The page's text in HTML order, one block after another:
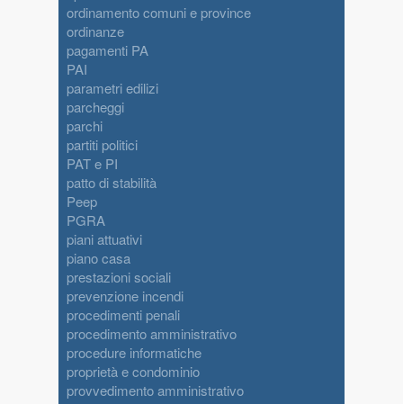
ordinamento comuni e province
ordinanze
pagamenti PA
PAI
parametri edilizi
parcheggi
parchi
partiti politici
PAT e PI
patto di stabilità
Peep
PGRA
piani attuativi
piano casa
prestazioni sociali
prevenzione incendi
procedimenti penali
procedimento amministrativo
procedure informatiche
proprietà e condominio
provvedimento amministrativo